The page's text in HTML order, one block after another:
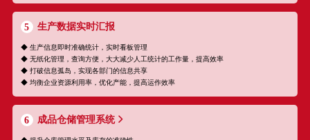
5 生产数据实时汇报
◆ 生产信息即时准确统计，实时看板管理
◆ 无纸化管理，查询方便，大大减少人工统计的工作量，提高效率
◆ 打破信息孤岛，实现各部门的信息共享
◆ 均衡企业资源利用率，优化产能，提高运作效率
6 成品仓储管理系统